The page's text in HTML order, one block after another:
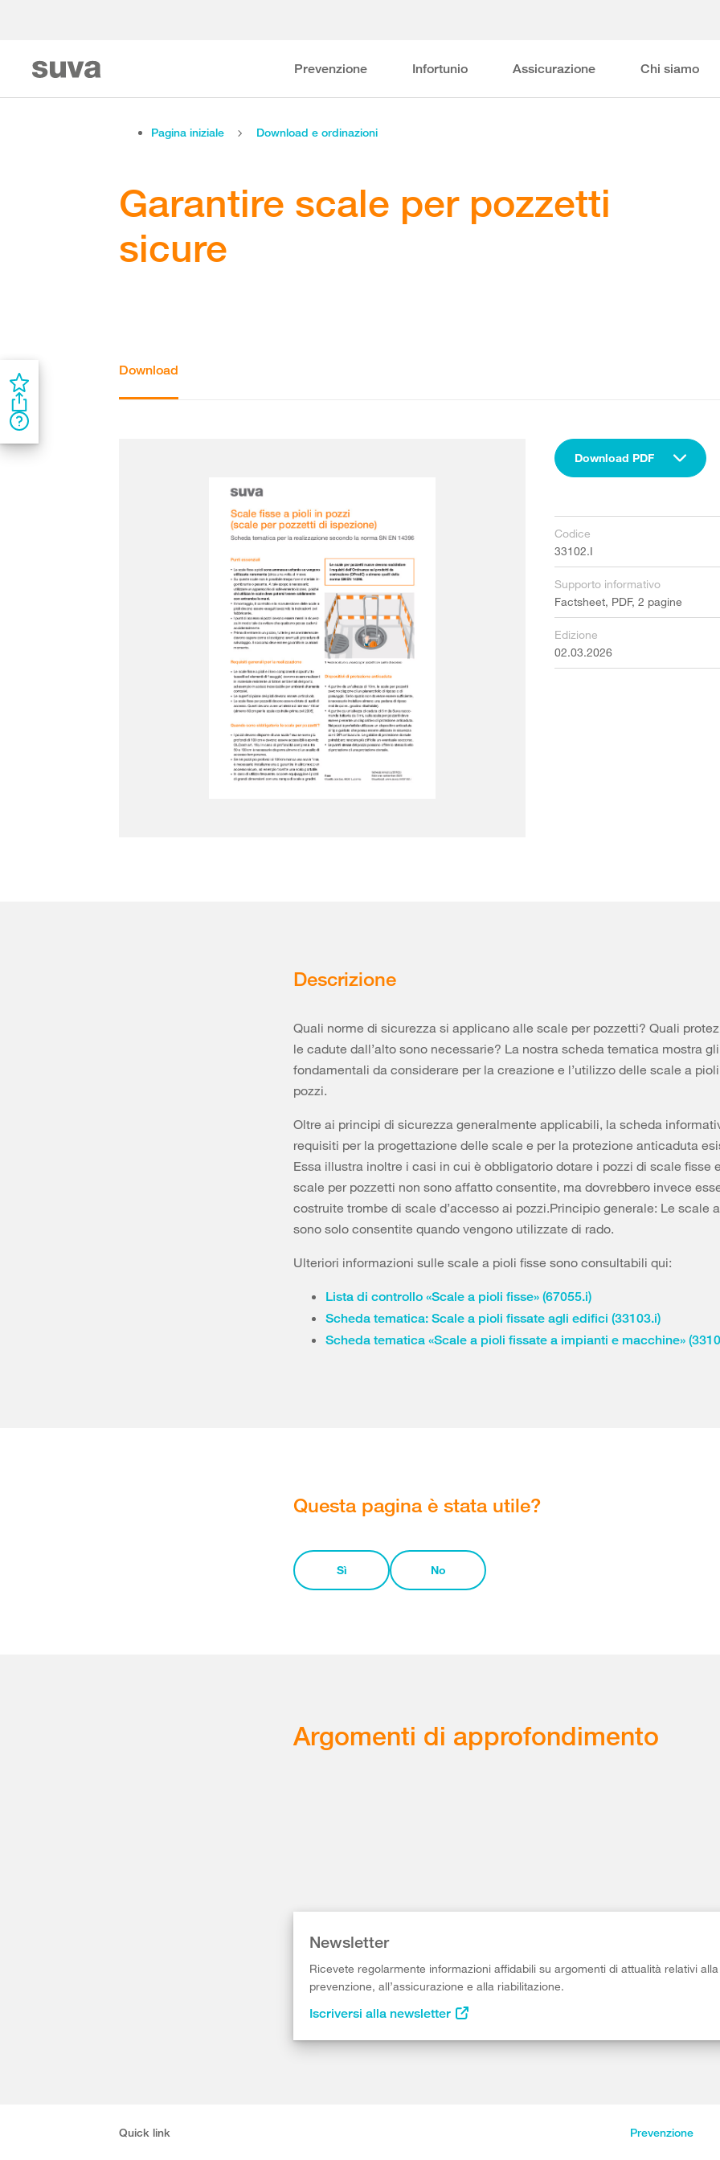
Prevenzione Infortunio Assicurazione Chi siamo
Pagina iniziale Download e ordinazioni
Garantire scale per pozzetti
sicure
Download
Download PDF
Codice
33102.I
Supporto informativo
Factsheet, PDF, 2 pagine
Edizione
02.03.2026
Descrizione
Quali norme di sicurezza si applicano alle scale per pozzetti? Quali
le cadute dall’alto sono necessarie? La nostra scheda tematica mostra
fondamentali da considerare per la creazione e l’utilizzo delle scale a
pozzi.
Oltre ai principi di sicurezza generalmente applicabili, la scheda
requisiti per la progettazione delle scale e per la protezione anticaduta
Essa illustra inoltre i casi in cui è obbligatorio dotare i pozzi di scale fisse
scale per pozzetti non sono affatto consentite, ma dovrebbero invece
costruite trombe di scale d’accesso ai pozzi.Principio generale: Le scale
sono solo consentite quando vengono utilizzate di rado.
Ulteriori informazioni sulle scale a pioli fisse sono consultabili qui:
Lista di controllo «Scale a pioli fisse» (67055.i)
Scheda tematica: Scale a pioli fissate agli edifici (33103.i)
Scheda tematica «Scale a pioli fissate a impianti e macchine»
Questa pagina è stata utile?
Sì No
Argomenti di approfondimento
Newsletter
Ricevete regolarmente informazioni affidabili su argomenti di attualità relativi alla
prevenzione, all’assicurazione e alla riabilitazione.
Iscriversi alla newsletter
Quick link Prevenzione